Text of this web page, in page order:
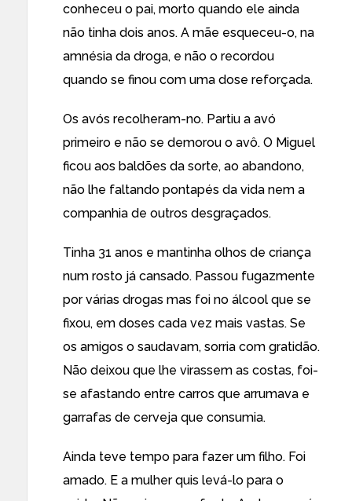
conheceu o pai, morto quando ele ainda
não tinha dois anos. A mãe esqueceu-o, na
amnésia da droga, e não o recordou
quando se finou com uma dose reforçada.
Os avós recolheram-no. Partiu a avó
primeiro e não se demorou o avô. O Miguel
ficou aos baldões da sorte, ao abandono,
não lhe faltando pontapés da vida nem a
companhia de outros desgraçados.
Tinha 31 anos e mantinha olhos de criança
num rosto já cansado. Passou fugazmente
por várias drogas mas foi no álcool que se
fixou, em doses cada vez mais vastas. Se
os amigos o saudavam, sorria com gratidão.
Não deixou que lhe virassem as costas, foi-
se afastando entre carros que arrumava e
garrafas de cerveja que consumia.
Ainda teve tempo para fazer um filho. Foi
amado. E a mulher quis levá-lo para o